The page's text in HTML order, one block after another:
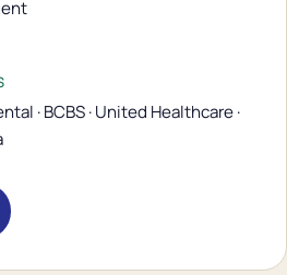
· BCBS · United Healthcare ·